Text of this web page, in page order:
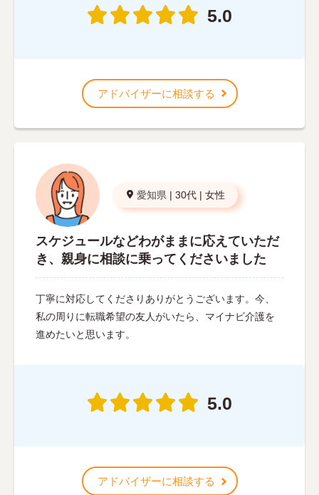
5.0
アドバイザーに相談する
愛知県 | 30代 | 女性
スケジュールなどわがままに応えていただ
き、親身に相談に乗ってくださいました
丁寧に対応してくださりありがとうございます。今、
私の周りに転職希望の友人がいたら、マイナビ介護を
進めたいと思います。
5.0
アドバイザーに相談する